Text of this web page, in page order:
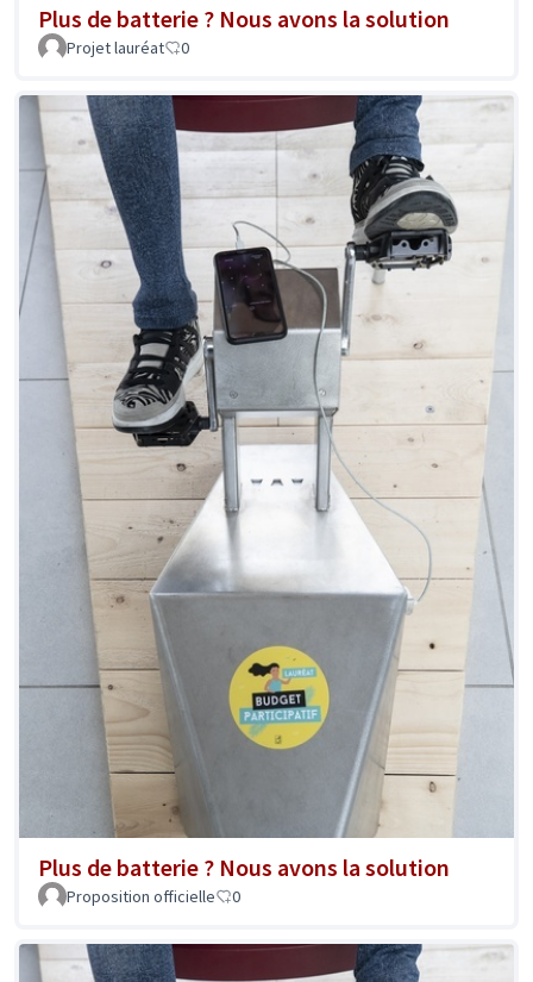
Plus de batterie ? Nous avons la solution
Projet lauréat 0
Plus de batterie ? Nous avons la solution
Proposition officielle 0